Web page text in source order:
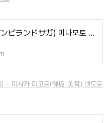
좀비랜드사가(ゾンビランドサガ) 미나모토 사쿠라(源さくら) 넨도로이드
- 미사카 미코토(御坂 美琴) 넨도로